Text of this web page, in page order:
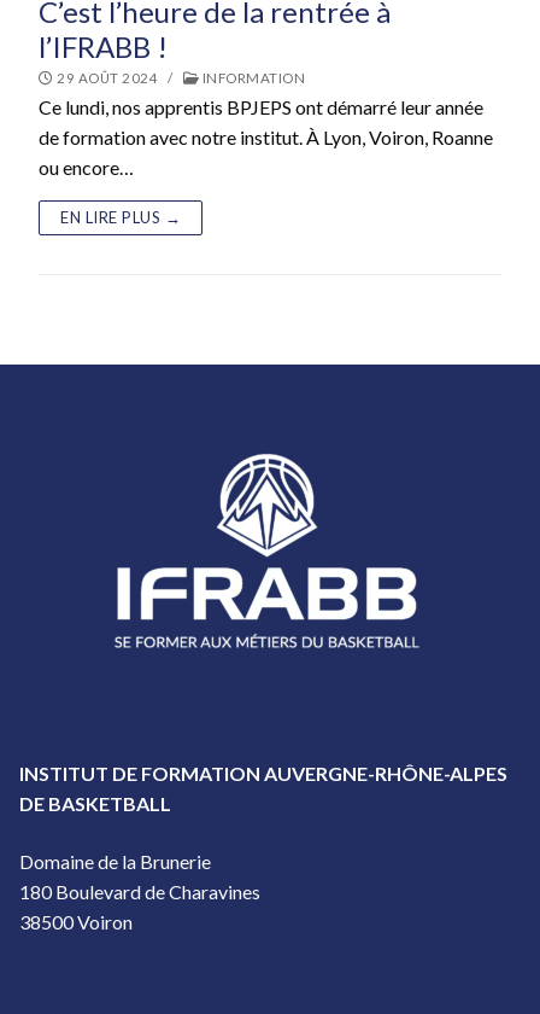
C’est l’heure de la rentrée à
l’IFRABB !
29 AOÛT 2024 / INFORMATION
Ce lundi, nos apprentis BPJEPS ont démarré leur année
de formation avec notre institut. À Lyon, Voiron, Roanne
ou encore…
EN LIRE PLUS →
INSTITUT DE FORMATION AUVERGNE-RHÔNE-ALPES
DE BASKETBALL
Domaine de la Brunerie
180 Boulevard de Charavines
38500 Voiron